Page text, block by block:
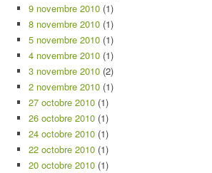
9 novembre 2010 (1)
8 novembre 2010 (1)
5 novembre 2010 (1)
4 novembre 2010 (1)
3 novembre 2010 (2)
2 novembre 2010 (1)
27 octobre 2010 (1)
26 octobre 2010 (1)
24 octobre 2010 (1)
22 octobre 2010 (1)
20 octobre 2010 (1)